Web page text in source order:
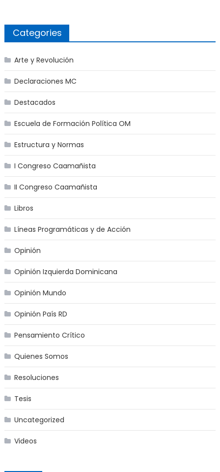
Categories
Arte y Revolución
Declaraciones MC
Destacados
Escuela de Formación Política OM
Estructura y Normas
I Congreso Caamañista
II Congreso Caamañista
Libros
Líneas Programáticas y de Acción
Opinión
Opinión Izquierda Dominicana
Opinión Mundo
Opinión País RD
Pensamiento Crítico
Quienes Somos
Resoluciones
Tesis
Uncategorized
Videos